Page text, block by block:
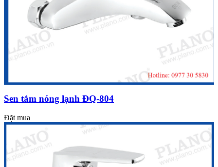
Sen tắm nóng lạnh ĐQ-804
Đặt mua